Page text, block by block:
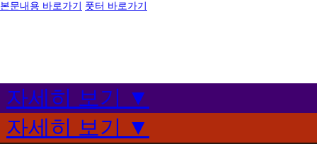
본문내용 바로가기 풋터 바로가기
자세히 보기 ▼
자세히 보기 ▼